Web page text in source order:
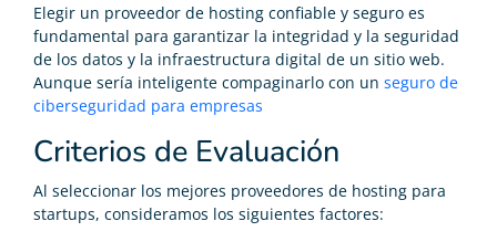
Elegir un proveedor de hosting confiable y seguro es
fundamental para garantizar la integridad y la seguridad
de los datos y la infraestructura digital de un sitio web.
Aunque sería inteligente compaginarlo con un seguro de
ciberseguridad para empresas
Criterios de Evaluación
Al seleccionar los mejores proveedores de hosting para
startups, consideramos los siguientes factores: